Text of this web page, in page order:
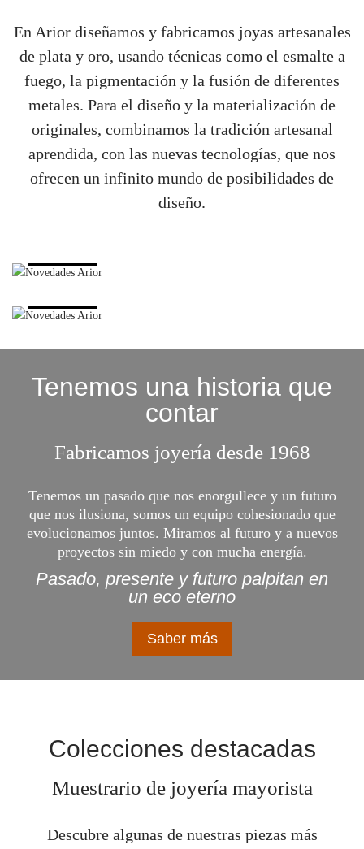
En Arior diseñamos y fabricamos joyas artesanales
de plata y oro, usando técnicas como el esmalte a
fuego, la pigmentación y la fusión de diferentes
metales. Para el diseño y la materialización de
originales, combinamos la tradición artesanal
aprendida, con las nuevas tecnologías, que nos
ofrecen un infinito mundo de posibilidades de
diseño.
Top
Tenemos una historia que
contar
Fabricamos joyería desde 1968
Tenemos un pasado que nos enorgullece y un futuro
que nos ilusiona, somos un equipo cohesionado que
evolucionamos juntos. Miramos al futuro y a nuevos
proyectos sin miedo y con mucha energía.
Pasado, presente y futuro palpitan en
un eco eterno
Saber más
Colecciones destacadas
Muestrario de joyería mayorista
Descubre algunas de nuestras piezas más